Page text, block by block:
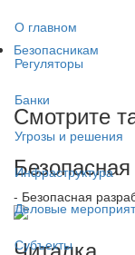
О главном
Регуляторы
Банки
Угрозы и решения
Инфраструктура
Деловые
Субъекты
Безопасникам
Смотрите
- Безопасная